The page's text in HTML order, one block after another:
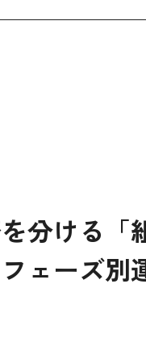
分ける「
ェーズ別